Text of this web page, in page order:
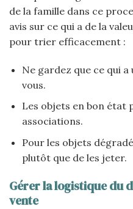
de la famille dans ce
avis sur ce qui a de la
pour trier efficacement :
Ne gardez que ce qui
vous.
Les objets en bon état
associations.
Pour les objets
plutôt que de les jeter.
Gérer la logistique du
vente